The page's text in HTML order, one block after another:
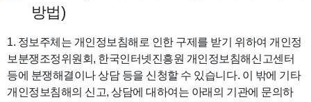
방법)
1. 정보주체는 개인정보침해로 인한 구제를 받기 위하여 개인정
보분쟁조정위원회, 한국인터넷진흥원 개인정보침해신고센터
등에 분쟁해결이나 상담 등을 신청할 수 있습니다. 이 밖에 기타
개인정보침해의 신고, 상담에 대하여는 아래의 기관에 문의하